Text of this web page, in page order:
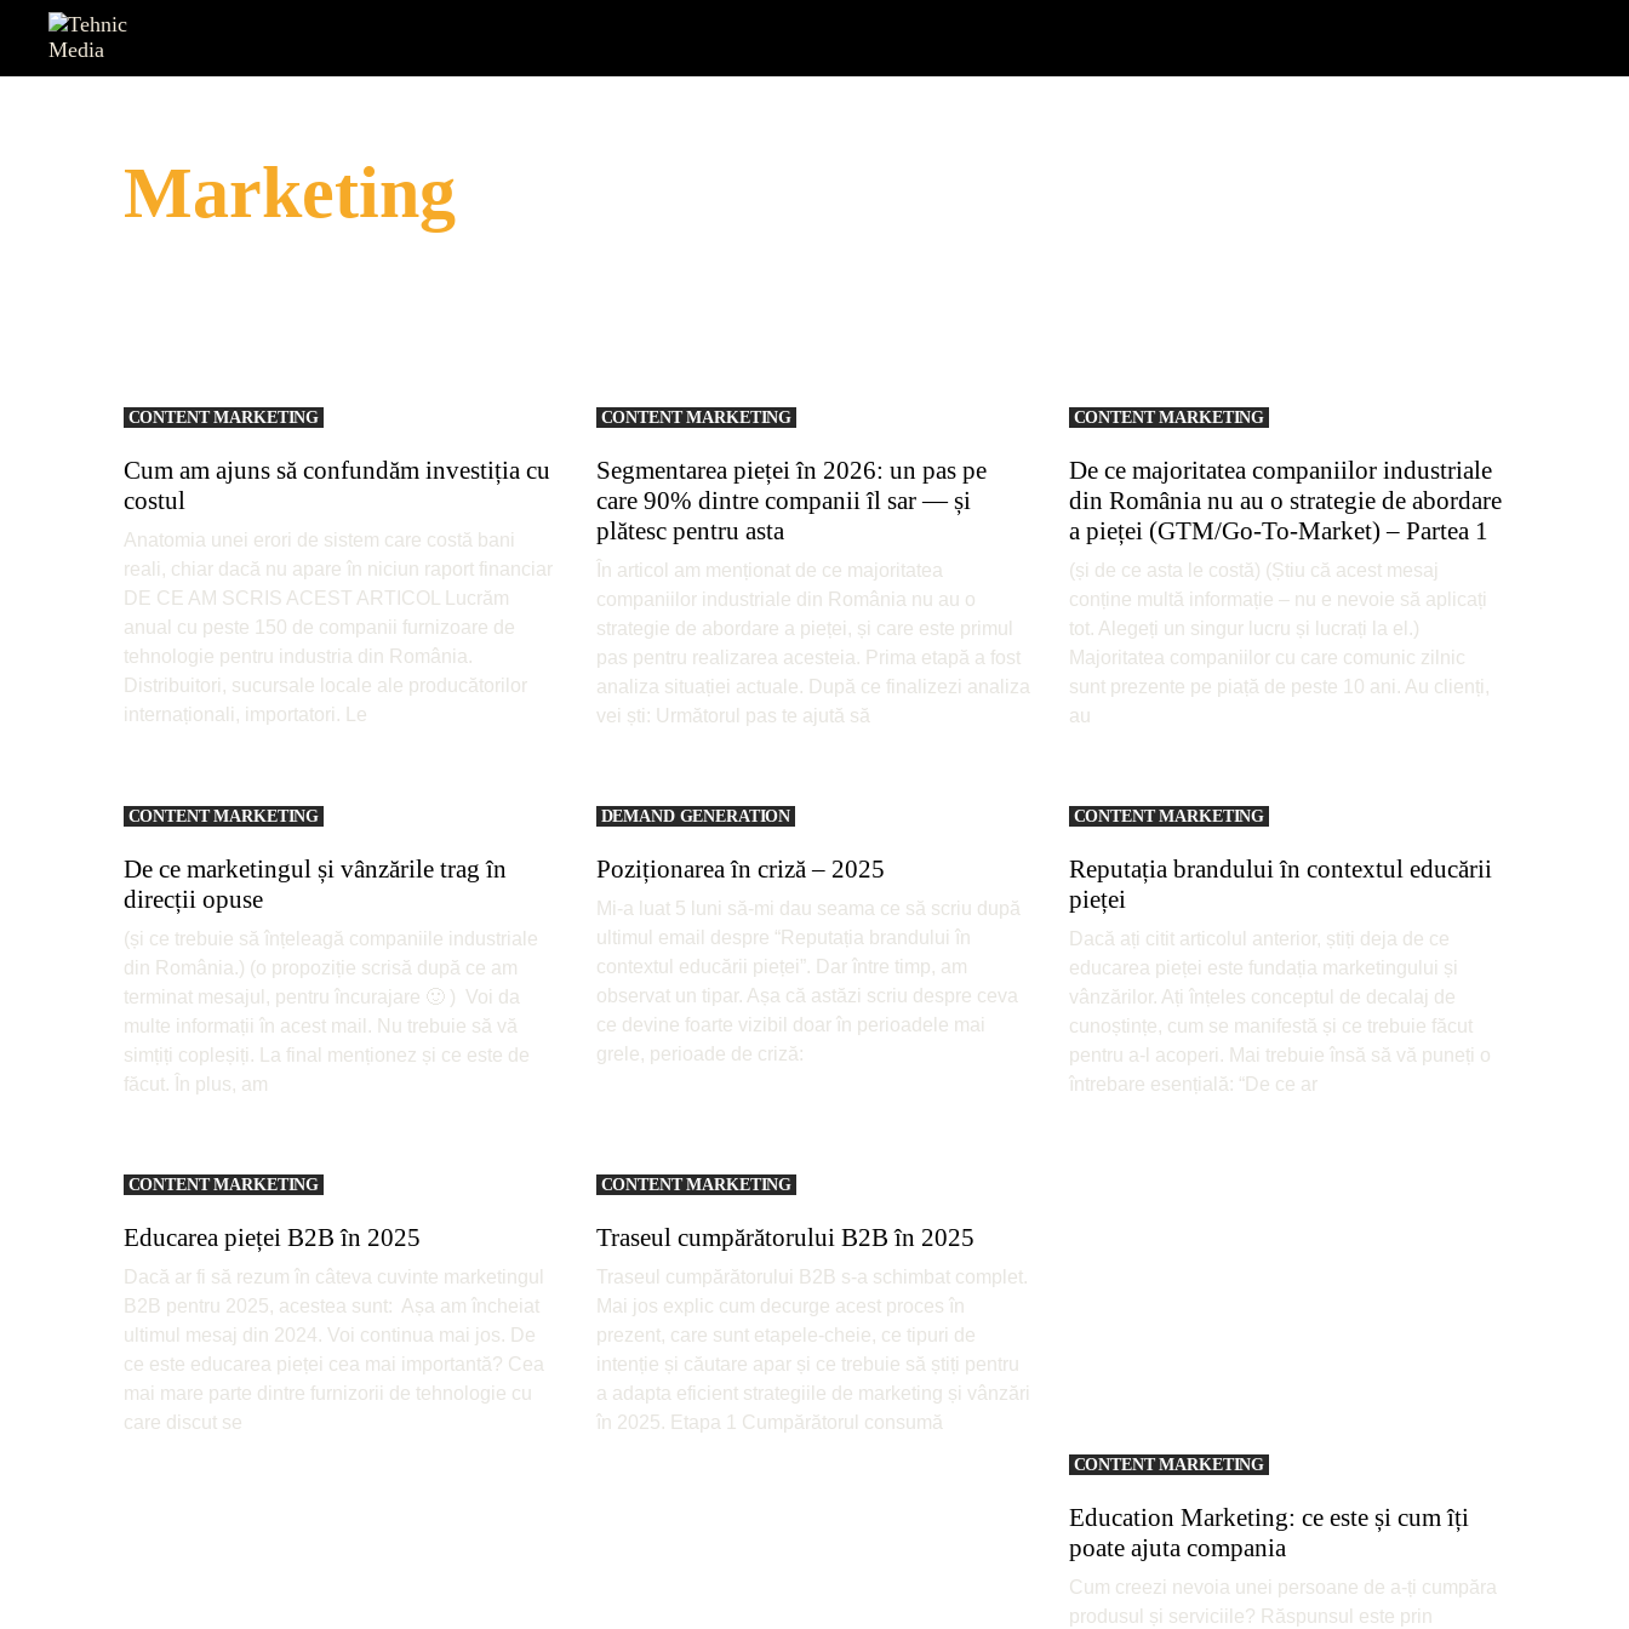
Marketing
CONTENT MARKETING
Cum am ajuns să confundăm investiția cu
costul
Anatomia unei erori de sistem care costă bani
reali, chiar dacă nu apare în niciun raport financiar
DE CE AM SCRIS ACEST ARTICOL Lucrăm
anual cu peste 150 de companii furnizoare de
tehnologie pentru industria din România.
Distribuitori, sucursale locale ale producătorilor
internaționali, importatori. Le
CONTENT MARKETING
Segmentarea pieței în 2026: un pas pe
care 90% dintre companii îl sar — și
plătesc pentru asta
În articol am menționat de ce majoritatea
companiilor industriale din România nu au o
strategie de abordare a pieței, și care este primul
pas pentru realizarea acesteia. Prima etapă a fost
analiza situației actuale. După ce finalizezi analiza
vei ști: Următorul pas te ajută să
CONTENT MARKETING
De ce majoritatea companiilor industriale
din România nu au o strategie de abordare
a pieței (GTM/Go-To-Market) – Partea 1
(și de ce asta le costă) (Știu că acest mesaj
conține multă informație – nu e nevoie să aplicați
tot. Alegeți un singur lucru și lucrați la el.)
Majoritatea companiilor cu care comunic zilnic
sunt prezente pe piață de peste 10 ani. Au clienți,
au
CONTENT MARKETING
De ce marketingul și vânzările trag în
direcții opuse
(și ce trebuie să înțeleagă companiile industriale
din România.) (o propoziție scrisă după ce am
terminat mesajul, pentru încurajare 🙂 ) Voi da
multe informații în acest mail. Nu trebuie să vă
simțiți copleșiți. La final menționez și ce este de
făcut. În plus, am
DEMAND GENERATION
Poziționarea în criză – 2025
Mi-a luat 5 luni să-mi dau seama ce să scriu după
ultimul email despre “Reputația brandului în
contextul educării pieței”. Dar între timp, am
observat un tipar. Așa că astăzi scriu despre ceva
ce devine foarte vizibil doar în perioadele mai
grele, perioade de criză:
CONTENT MARKETING
Reputația brandului în contextul educării
pieței
Dacă ați citit articolul anterior, știți deja de ce
educarea pieței este fundația marketingului și
vânzărilor. Ați înțeles conceptul de decalaj de
cunoștințe, cum se manifestă și ce trebuie făcut
pentru a-l acoperi. Mai trebuie însă să vă puneți o
întrebare esențială: “De ce ar
CONTENT MARKETING
Educarea pieței B2B în 2025
Dacă ar fi să rezum în câteva cuvinte marketingul
B2B pentru 2025, acestea sunt: Așa am încheiat
ultimul mesaj din 2024. Voi continua mai jos. De
ce este educarea pieței cea mai importantă? Cea
mai mare parte dintre furnizorii de tehnologie cu
care discut se
CONTENT MARKETING
Traseul cumpărătorului B2B în 2025
Traseul cumpărătorului B2B s-a schimbat complet.
Mai jos explic cum decurge acest proces în
prezent, care sunt etapele-cheie, ce tipuri de
intenție și căutare apar și ce trebuie să știți pentru
a adapta eficient strategiile de marketing și vânzări
în 2025. Etapa 1 Cumpărătorul consumă
CONTENT MARKETING
Education Marketing: ce este și cum îți
poate ajuta compania
Cum creezi nevoia unei persoane de a-ți cumpăra
produsul și serviciile? Răspunsul este prin